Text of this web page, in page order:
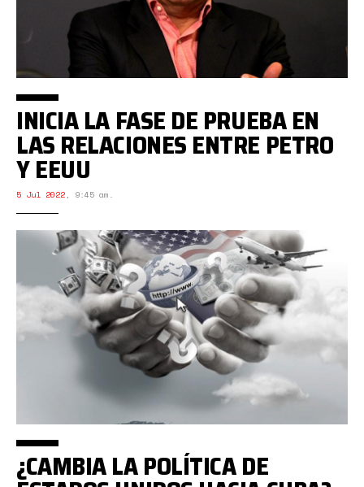
INICIA LA FASE DE PRUEBA EN
LAS RELACIONES ENTRE PETRO
Y EEUU
5 Jul 2022, 9:45 am.
¿CAMBIA LA POLÍTICA DE